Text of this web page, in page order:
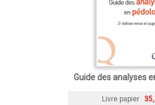
Guide des analyses
Livre papier